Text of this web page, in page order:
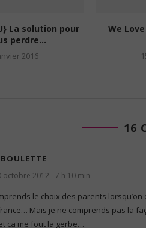
de jolis faire-part
2015
Une
à
16
octobre 2012 - 7 h 10 min
le choix des parents
Mais je ne comprends pas la
ça me fout la gerbe…